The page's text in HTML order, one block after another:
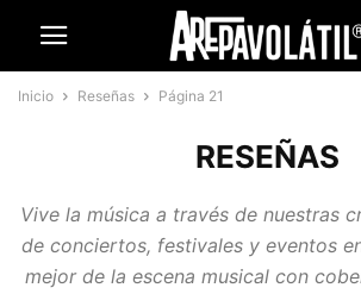
Inicio Reseñas Página 21
RESEÑAS
Vive la música a través de nuestras
de conciertos, festivales y eventos
mejor de la escena musical con